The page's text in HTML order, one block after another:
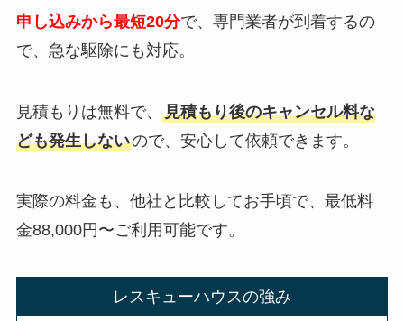
申し込みから最短20分で、専門業者が到着するの
で、急な駆除にも対応。
見積もりは無料で、 見積もり後のキャンセル料な
ども発生しないので、安心して依頼できます。
実際の料金も、他社と比較してお手頃で、最低料
金88,000円〜ご利用可能です。
レスキューハウスの強み